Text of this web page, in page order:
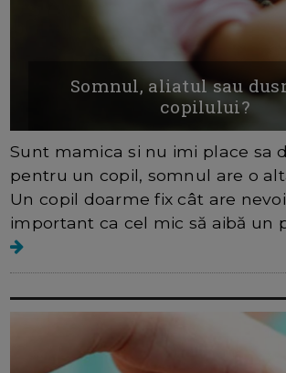
Somnul, aliatul sau
copilului?
Sunt mamica si nu imi place sa
pentru un copil, somnul are o
Un copil doarme fix cât are
important ca cel mic să aibă un